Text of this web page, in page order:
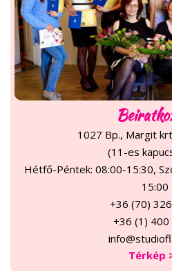
1027 Bp., Margit
(11-es
Hétfő-Péntek: 08:00-15:30,
15:00
+36 (70)
+36 (1) 400
Térkép